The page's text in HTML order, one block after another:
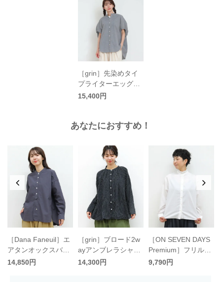
［grin］先染めタイ
プライターエッグチ
ュニックシャツ／グ
15,400円
あなたにおすすめ！
［Dana Faneuil］エ
アタンオックスバン
ドカラーシャツ／ダ
14,850円
［grin］ブロード2w
ayアンブレラシャツ
／グリン
14,300円
［ON SEVEN DAYS
Premium］フリルブ
ラウス／オンセブン
9,790円